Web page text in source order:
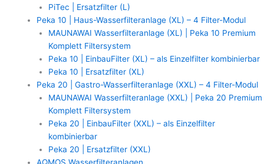
PiTec | Ersatzfilter (L)
Peka 10 | Haus-Wasserfilteranlage (XL) – 4 Filter-Modul
MAUNAWAI Wasserfilteranlage (XL) | Peka 10 Premium
Komplett Filtersystem
Peka 10 | EinbauFilter (XL) – als Einzelfilter kombinierbar
Peka 10 | Ersatzfilter (XL)
Peka 20 | Gastro-Wasserfilteranlage (XXL) – 4 Filter-Modul
MAUNAWAI Wasserfilteranlage (XXL) | Peka 20 Premium
Komplett Filtersystem
Peka 20 | EinbauFilter (XXL) – als Einzelfilter
kombinierbar
Peka 20 | Ersatzfilter (XXL)